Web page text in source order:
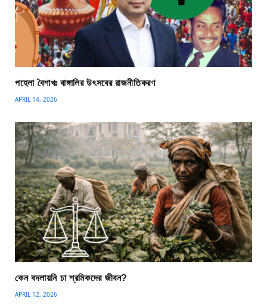
পহেলা বৈশাখঃ বাঙ্গালির উৎসবের রাজনীতিকরণ
APRIL 14, 2026
কেন বদলায়নি চা শ্রমিকদের জীবন?
APRIL 12, 2026